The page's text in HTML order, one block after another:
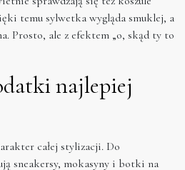
temu sylwetka wygląda smuklej, a
Prosto, ale z efektem „o, skąd ty to
najlepiej
całej stylizacji. Do
sneakersy, mokasyny i botki na